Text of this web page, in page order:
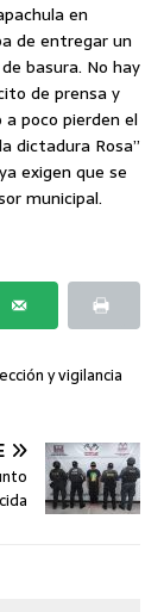
en
de entregar un
basura. No hay
de prensa y
poco pierden el
dictadura Rosa”
exigen que se
municipal.
y vigilancia